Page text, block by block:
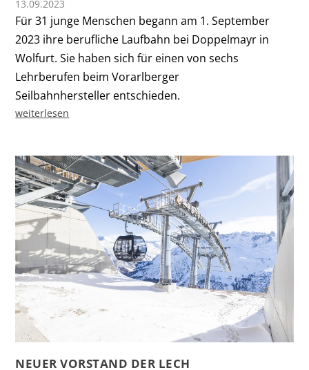
13.09.2023
Für 31 junge Menschen begann am 1. September
2023 ihre berufliche Laufbahn bei Doppelmayr in
Wolfurt. Sie haben sich für einen von sechs
Lehrberufen beim Vorarlberger
Seilbahnhersteller entschieden.
weiterlesen
NEUER VORSTAND DER LECH